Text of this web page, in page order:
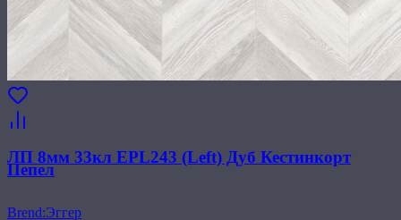
ЛП 8мм 33кл EPL243 (Left) Дуб Кестинкорт
Пепел
Brend:Эггер